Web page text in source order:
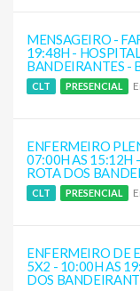
MENSAGEIRO -
19:48H -
BANDEIRANTES -
CLT PRESENCIAL
ENFERMEIRO
07:00H AS 15:12H
ROTA DOS
CLT PRESENCIAL
ENFERMEIRO DE
5X2 - 10:00H AS
DOS